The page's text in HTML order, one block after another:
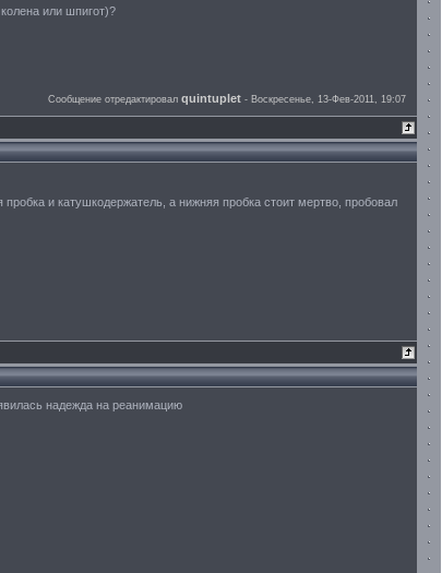
или шпигот)?
Сообщение отредактировал quintuplet - Воскресенье, 13-Фев-2011, 19:07
и катушкодержатель, а нижняя пробка стоит мертво, пробовал
надежда на реанимацию